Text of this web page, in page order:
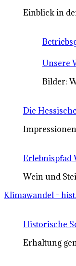
Einblick in
Unsere
Bilder:
Die
Erlebnispfad
Wein und
Klimawandel -
Historische
Erhaltung